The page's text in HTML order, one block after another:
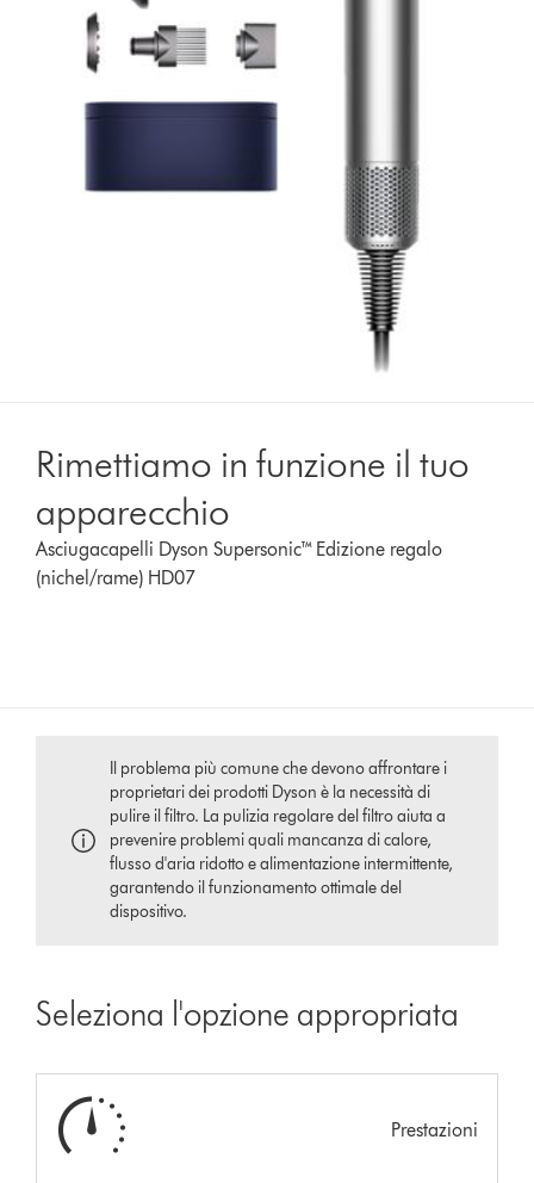
Rimettiamo in funzione il tuo
apparecchio
Asciugacapelli Dyson Supersonic™ Edizione regalo
(nichel/rame) HD07
Il problema più comune che devono affrontare i
proprietari dei prodotti Dyson è la necessità di
pulire il filtro. La pulizia regolare del filtro aiuta a
prevenire problemi quali mancanza di calore,
flusso d'aria ridotto e alimentazione intermittente,
garantendo il funzionamento ottimale del
dispositivo.
Seleziona l'opzione appropriata
Prestazioni